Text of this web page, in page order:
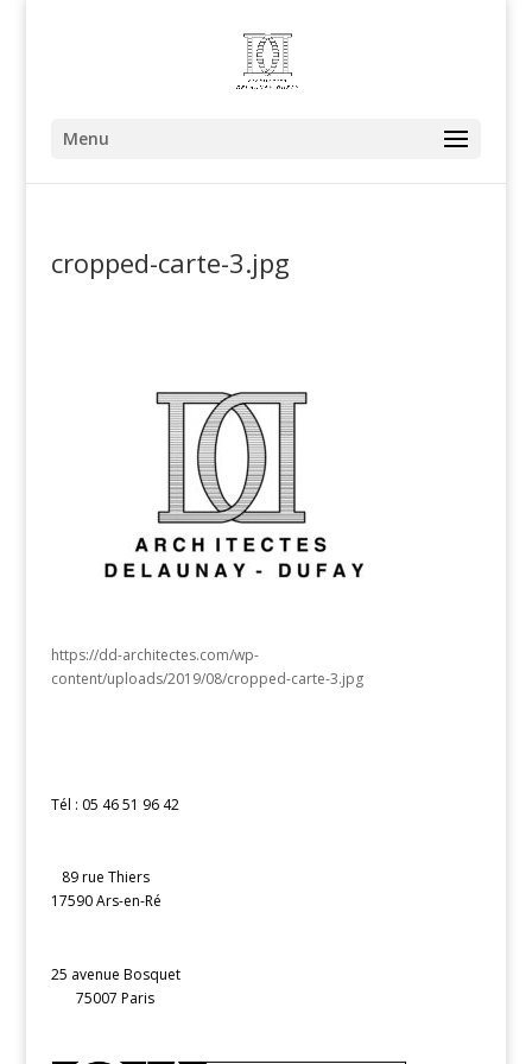
Menu
cropped-carte-3.jpg
https://dd-architectes.com/wp-
content/uploads/2019/08/cropped-carte-3.jpg
Tél : 05 46 51 96 42
89 rue Thiers
17590 Ars-en-Ré
25 avenue Bosquet
75007 Paris